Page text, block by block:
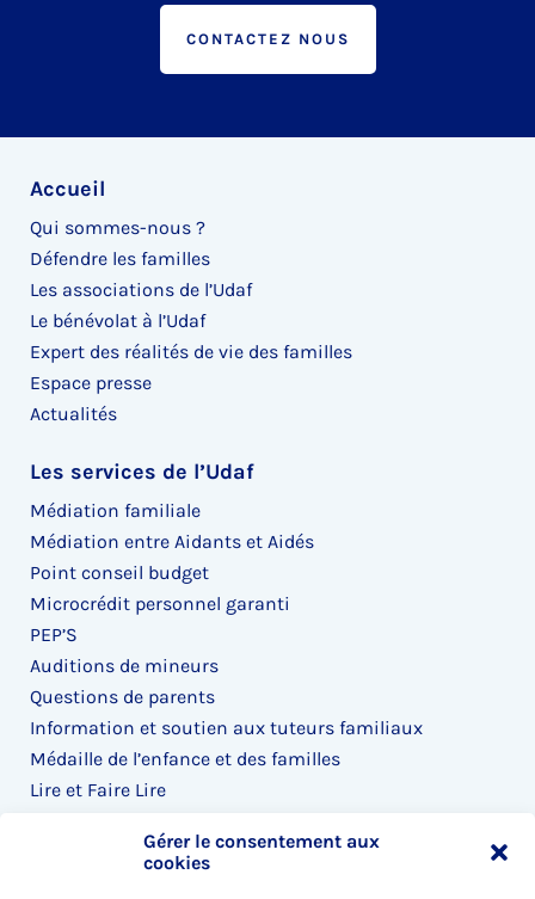
Gérer le consentement aux
cookies
CONTACTEZ NOUS
Accueil
Qui sommes-nous ?
Défendre les familles
Les associations de l’Udaf
Le bénévolat à l’Udaf
Expert des réalités de vie des familles
Espace presse
Actualités
Les services de l’Udaf
Médiation familiale
Médiation entre Aidants et Aidés
Point conseil budget
Microcrédit personnel garanti
PEP’S
Auditions de mineurs
Questions de parents
Information et soutien aux tuteurs familiaux
Médaille de l’enfance et des familles
Lire et Faire Lire
Accès rapide